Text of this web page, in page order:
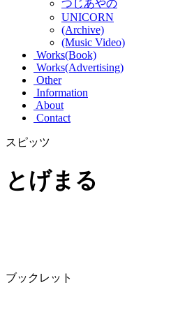
つじあやの
UNICORN
(Archive)
(Music Video)
Works(Book)
Works(Advertising)
Other
Information
About
Contact
スピッツ
とげまる
ブックレット